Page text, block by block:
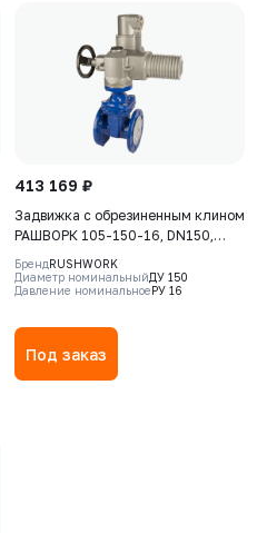
413 169 ₽
Задвижка с обрезиненным клином
РАШВОРК 105-150-16, DN150,
PN16, корпус - GJS-500-7
(GGG50), клин - GJS-500-7
(GGG50), уплотнение - EPDM, Ф/
SA10.2, 380В (без указателя
положения)
БрендRUSHWORK
Диаметр номинальныйДУ 150
Давление номинальноеРУ 16
Под заказ